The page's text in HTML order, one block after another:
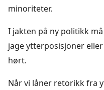
minoriteter.
I jakten på ny politikk
jage ytterposisjoner
hørt.
Når vi låner retorikk fra